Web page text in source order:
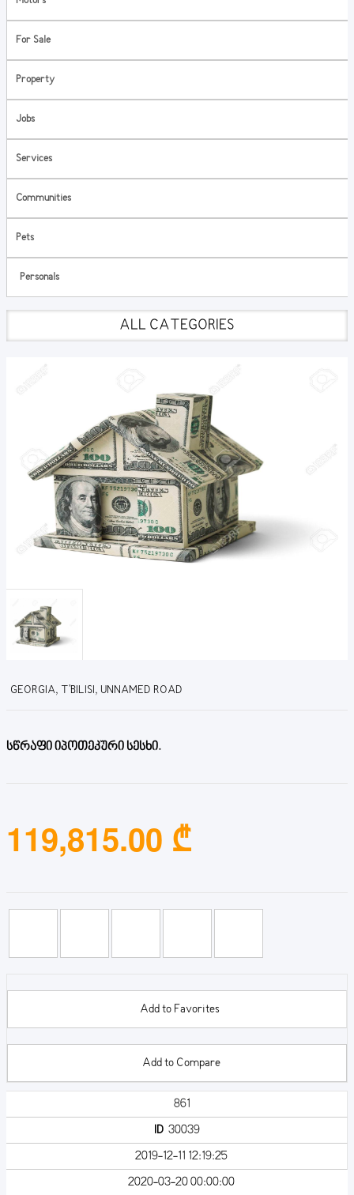
For Sale
Property
Jobs
Services
Communities
Pets
Personals
ALL CATEGORIES
GEORGIA, T'BILISI, UNNAMED ROAD
სწრაფი იპოთეკური სესხი.
119,815.00 ₾
Add to Favorites
Add to Compare
861
ID30039
2019-12-11 12:19:25
2020-03-20 00:00:00